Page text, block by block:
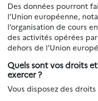
Des données pourront
l’Union européenne,
l’organisation de cours
des activités opérées
dehors de l’Union
Quels sont vos droits
exercer ?
Vous disposez des droits